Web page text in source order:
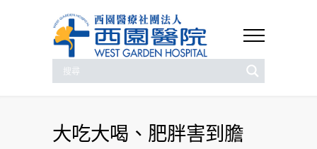
大吃大喝、肥胖害到膽